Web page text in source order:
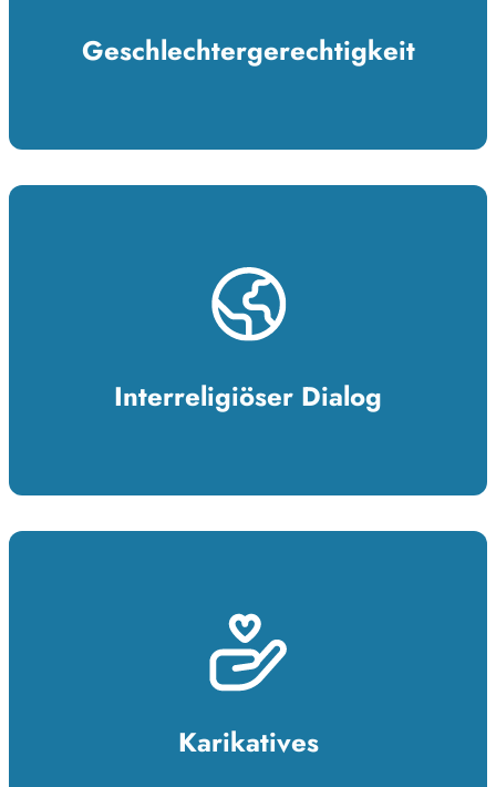
Geschlechtergerechtigkeit
Interreligiöser Dialog
Karikatives